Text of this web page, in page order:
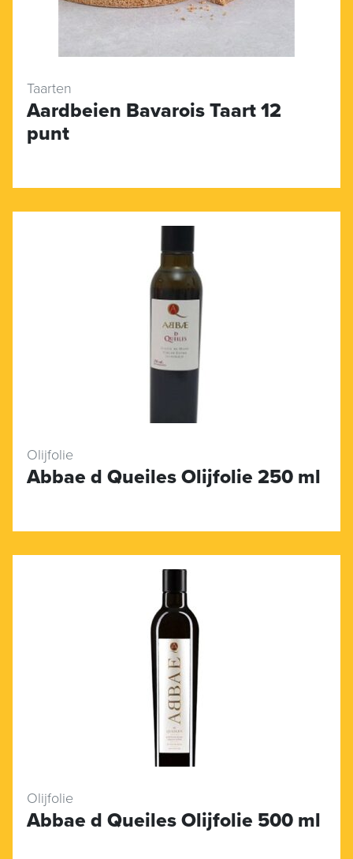
Taarten
Aardbeien Bavarois Taart 12
punt
Olijfolie
Abbae d Queiles Olijfolie 250 ml
Olijfolie
Abbae d Queiles Olijfolie 500 ml